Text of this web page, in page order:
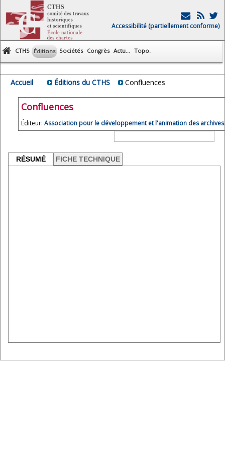
Accessibilité (partiellement conforme)
CTHS Éditions Sociétés Congrès Actu... Topo.
Accueil Éditions du CTHS Confluences
Confluences
Éditeur: Association pour le développement et l'animation des archives
RÉSUMÉ FICHE TECHNIQUE